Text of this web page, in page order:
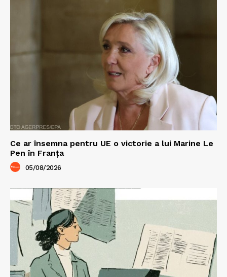
Ce ar însemna pentru UE o victorie a lui Marine Le
Pen în Franța
05/08/2026